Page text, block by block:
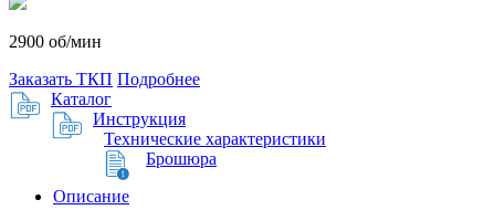
2900 об/мин
Заказать ТКП Подробнее
Каталог
Инструкция
Технические характеристики
Брошюра
Описание